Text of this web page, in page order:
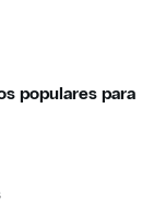
populares para